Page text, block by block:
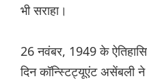
भी सराहा।
26 नवंबर, 1949 के
दिन कॉन्स्टिट्यूएंट असेंबली